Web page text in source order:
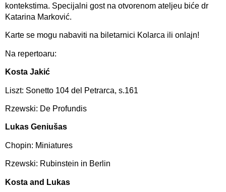
kontekstima. Specijalni gost na otvorenom ateljeu biće dr
Katarina Marković.
Karte se mogu nabaviti na biletarnici Kolarca ili onlajn!
Na repertoaru:
Kosta Jakić
Liszt: Sonetto 104 del Petrarca, s.161
Rzewski: De Profundis
Lukas Geniušas
Chopin: Miniatures
Rzewski: Rubinstein in Berlin
Kosta and Lukas